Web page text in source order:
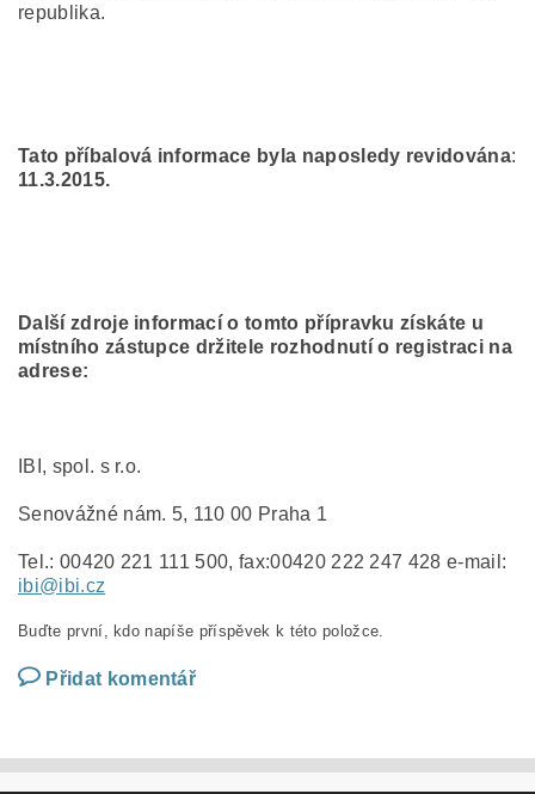
republika.
Tato příbalová informace byla naposledy revidována:
11.3.2015.
Další zdroje informací o tomto přípravku získáte u
místního zástupce držitele rozhodnutí o registraci na
adrese:
IBI, spol. s r.o.
Senovážné nám. 5, 110 00 Praha 1
Tel.: 00420 221 111 500, fax:00420 222 247 428 e-mail:
ibi@ibi.cz
Buďte první, kdo napíše příspěvek k této položce.
Přidat komentář